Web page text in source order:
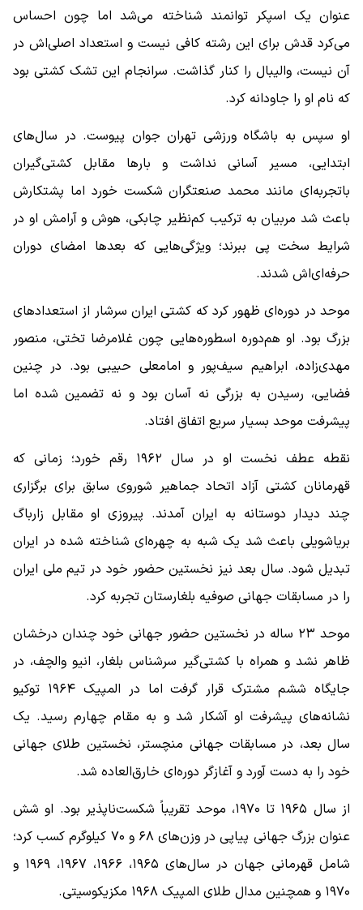
عنوان یک اسپکر توانمند شناخته می‌شد اما چون احساس
می‌کرد قدش برای این رشته کافی نیست و استعداد اصلی‌اش در
آن نیست، والیبال را کنار گذاشت. سرانجام این تشک کشتی بود
که نام او را جاودانه کرد.
او سپس به باشگاه ورزشی تهران جوان پیوست. در سال‌های
ابتدایی، مسیر آسانی نداشت و بارها مقابل کشتی‌گیران
باتجربه‌ای مانند محمد صنعتگران شکست خورد اما پشتکارش
باعث شد مربیان به ترکیب کم‌نظیر چابکی، هوش و آرامش او در
شرایط سخت پی ببرند؛ ویژگی‌هایی که بعدها امضای دوران
حرفه‌ای‌اش شدند.
موحد در دوره‌ای ظهور کرد که کشتی ایران سرشار از استعدادهای
بزرگ بود. او هم‌دوره اسطوره‌هایی چون غلامرضا تختی، منصور
مهدی‌زاده، ابراهیم سیف‌پور و امامعلی حبیبی بود. در چنین
فضایی، رسیدن به بزرگی نه آسان بود و نه تضمین‌ شده اما
پیشرفت موحد بسیار سریع اتفاق افتاد.
نقطه عطف نخست او در سال ۱۹۶۲ رقم خورد؛ زمانی که
قهرمانان کشتی آزاد اتحاد جماهیر شوروی سابق برای برگزاری
چند دیدار دوستانه به ایران آمدند. پیروزی او مقابل زارباگ
بریاشویلی باعث شد یک‌ شبه به چهره‌ای شناخته‌ شده در ایران
تبدیل شود. سال بعد نیز نخستین حضور خود در تیم ملی ایران
را در مسابقات جهانی صوفیه بلغارستان تجربه کرد.
موحد ۲۳ ساله در نخستین حضور جهانی خود چندان درخشان
ظاهر نشد و همراه با کشتی‌گیر سرشناس بلغار، انیو والچف، در
جایگاه ششم مشترک قرار گرفت اما در المپیک ۱۹۶۴ توکیو
نشانه‌های پیشرفت او آشکار شد و به مقام چهارم رسید. یک
سال بعد، در مسابقات جهانی منچستر، نخستین طلای جهانی
خود را به دست آورد و آغازگر دوره‌ای خارق‌العاده شد.
از سال ۱۹۶۵ تا ۱۹۷۰، موحد تقریباً شکست‌ناپذیر بود. او شش
عنوان بزرگ جهانی پیاپی در وزن‌های ۶۸ و ۷۰ کیلوگرم کسب کرد؛
شامل قهرمانی جهان در سال‌های ۱۹۶۵، ۱۹۶۶، ۱۹۶۷، ۱۹۶۹ و
۱۹۷۰ و همچنین مدال طلای المپیک ۱۹۶۸ مکزیکوسیتی.